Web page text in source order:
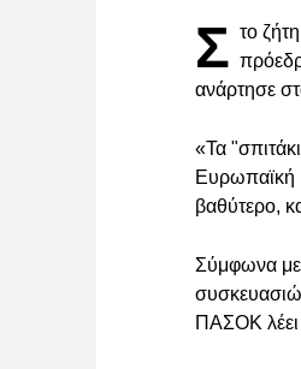
Σ το
ανάρτησε
«Τα
Ευρωπαϊκή
βαθύτερο,
Σύμφωνα με
ΠΑΣΟΚ λέει